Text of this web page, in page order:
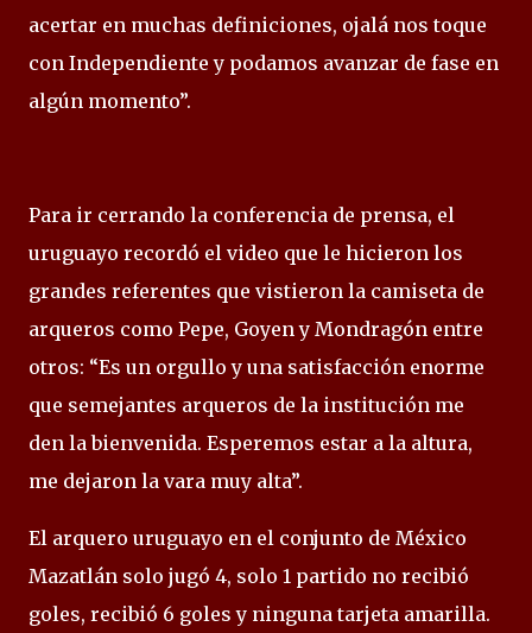
acertar en muchas definiciones, ojalá nos toque
con Independiente y podamos avanzar de fase en
algún momento”.
Para ir cerrando la conferencia de prensa, el
uruguayo recordó el video que le hicieron los
grandes referentes que vistieron la camiseta de
arqueros como Pepe, Goyen y Mondragón entre
otros: “Es un orgullo y una satisfacción enorme
que semejantes arqueros de la institución me
den la bienvenida. Esperemos estar a la altura,
me dejaron la vara muy alta”.
El arquero uruguayo en el conjunto de México
Mazatlán solo jugó 4, solo 1 partido no recibió
goles, recibió 6 goles y ninguna tarjeta amarilla.